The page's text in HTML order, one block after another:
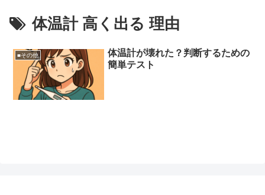
体温計 高く出る 理由
■その他
体温計が壊れた？判断するための
簡単テスト